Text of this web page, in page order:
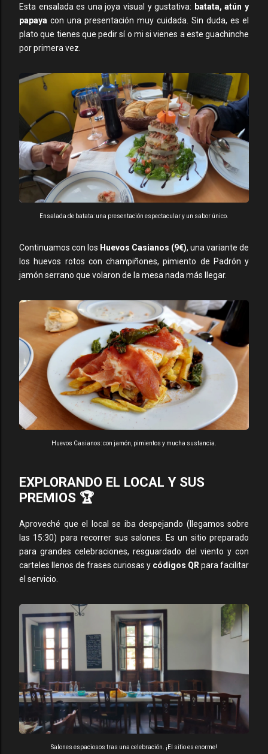
Esta ensalada es una joya visual y gustativa: batata, atún y
papaya con una presentación muy cuidada. Sin duda, es el
plato que tienes que pedir sí o mi si vienes a este guachinche
por primera vez.
Ensalada de batata: una presentación espectacular y un sabor único.
Continuamos con los Huevos Casianos (9€), una variante de
los huevos rotos con champiñones, pimiento de Padrón y
jamón serrano que volaron de la mesa nada más llegar.
Huevos Casianos: con jamón, pimientos y mucha sustancia.
EXPLORANDO EL LOCAL Y SUS
PREMIOS 🏆
Aproveché que el local se iba despejando (llegamos sobre
las 15:30) para recorrer sus salones. Es un sitio preparado
para grandes celebraciones, resguardado del viento y con
carteles llenos de frases curiosas y códigos QR para facilitar
el servicio.
Salones espaciosos tras una celebración. ¡El sitio es enorme!